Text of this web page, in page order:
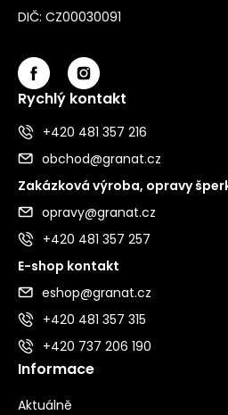
DIČ: CZ00030091
Rychlý kontakt
+420 481 357 216
obchod@granat.cz
Zakázková výroba, opravy
opravy@granat.cz
+420 481 357 257
E-shop kontakt
eshop@granat.cz
+420 481 357 315
+420 737 206 190
Informace
Aktuálně